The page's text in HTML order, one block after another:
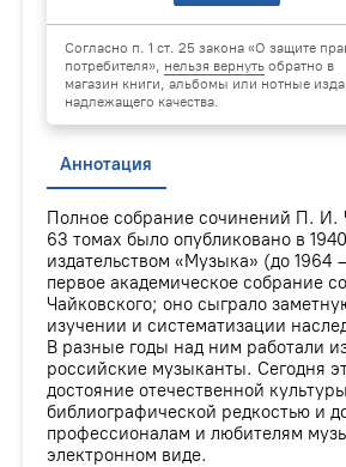
Согласно п. 1 ст. 25 закона «О защите
потребителя», нельзя вернуть обратно в
магазин книги, альбомы или нотные
надлежащего качества.
Аннотация
Полное собрание сочинений П. И.
63 томах было опубликовано в
издательством «Музыка» (до 1964
первое академическое собрание
Чайковского; оно сыграло
изучении и систематизации
В разные годы над ним работали
российские музыканты. Сегодня
достояние отечественной
библиографической редкостью и
профессионалам и любителям
электронном виде.